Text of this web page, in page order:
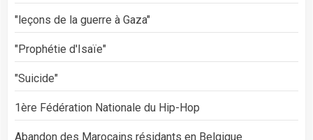
"leçons de la guerre à Gaza"
"Prophétie d'Isaïe"
"Suicide"
1ère Fédération Nationale du Hip-Hop
Abandon des Marocains résidants en Belgique